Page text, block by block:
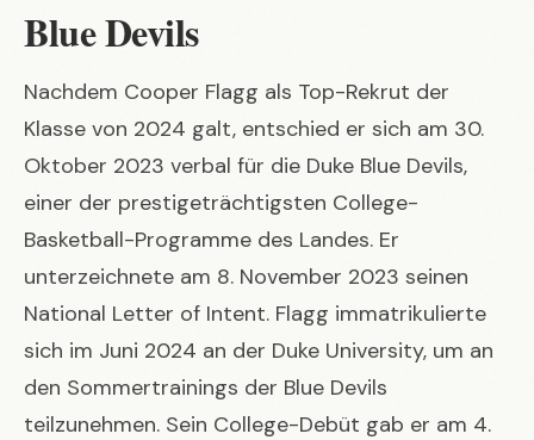
Blue Devils
Nachdem Cooper Flagg als Top-Rekrut der
Klasse von 2024 galt, entschied er sich am 30.
Oktober 2023 verbal für die Duke Blue Devils,
einer der prestigeträchtigsten College-
Basketball-Programme des Landes. Er
unterzeichnete am 8. November 2023 seinen
National Letter of Intent. Flagg immatrikulierte
sich im Juni 2024 an der Duke University, um an
den Sommertrainings der Blue Devils
teilzunehmen. Sein College-Debüt gab er am 4.